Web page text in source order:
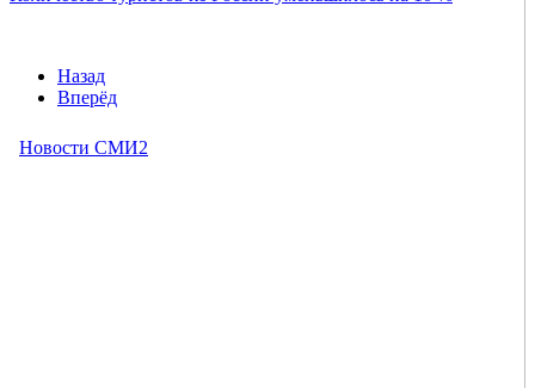
Назад
Вперёд